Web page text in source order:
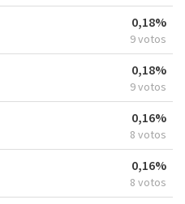
0,18%
9 votos
0,18%
9 votos
0,16%
8 votos
0,16%
8 votos